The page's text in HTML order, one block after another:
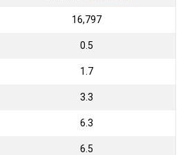
₹16,797
0.5
1.7
3.3
6.3
6.5